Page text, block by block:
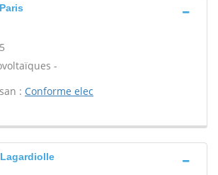
-
: Conforme elec